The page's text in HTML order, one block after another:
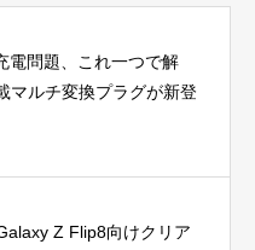
電問題、これ一つで解
マルチ変換プラグが新登
Z Flip8向けクリア